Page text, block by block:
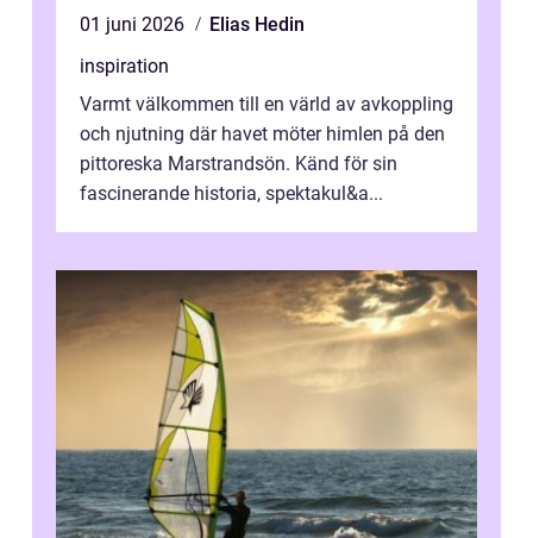
01 juni 2026
Elias Hedin
inspiration
Varmt välkommen till en värld av avkoppling
och njutning där havet möter himlen på den
pittoreska Marstrandsön. Känd för sin
fascinerande historia, spektakul&a...